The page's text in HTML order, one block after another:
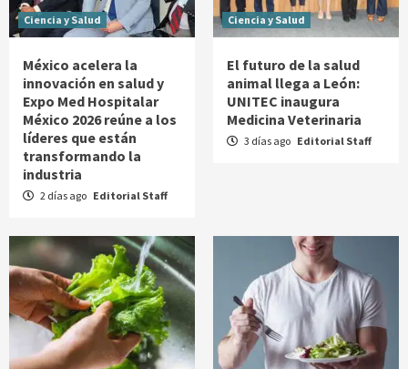
Ciencia y Salud
México acelera la
innovación en salud y
Expo Med Hospitalar
México 2026 reúne a los
líderes que están
transformando la
industria
2 días ago Editorial Staff
Ciencia y Salud
El futuro de la salud
animal llega a León:
UNITEC inaugura
Medicina Veterinaria
3 días ago Editorial Staff